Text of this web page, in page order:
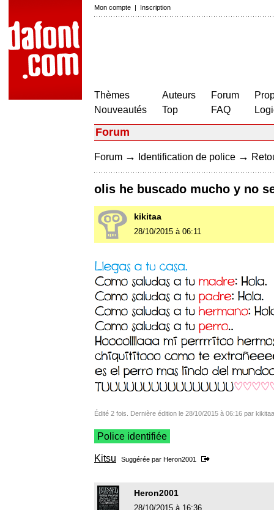
Mon compte | Inscription
Thèmes
Nouveautés
Auteurs
Top
Forum
FAQ
Forum
Forum → Identification de police →
olis he buscado mucho y no
kikitaa
28/10/2015 à 06:11
Édité 2 fois. Dernière édition le 28/10/2015 à 06:16 par kikitaa
Police identifiée
Kitsu Suggérée par Heron2001
Heron2001
28/10/2015 à 16:36